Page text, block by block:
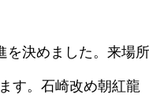
決めました。来場
す。石崎改め朝紅龍